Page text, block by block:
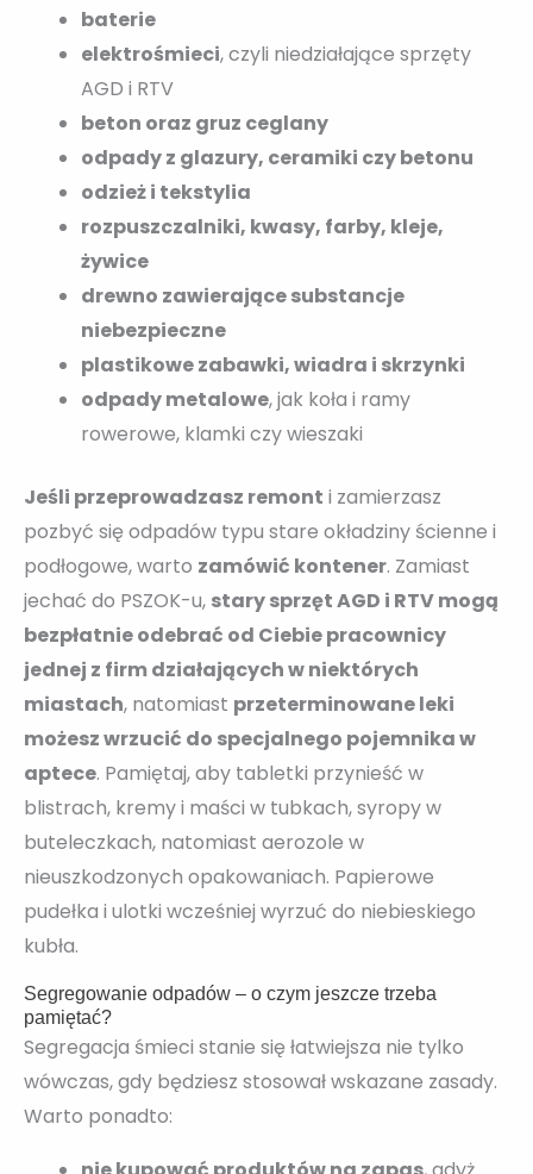
baterie
elektrośmieci, czyli niedziałające sprzęty
AGD i RTV
beton oraz gruz ceglany
odpady z glazury, ceramiki czy betonu
odzież i tekstylia
rozpuszczalniki, kwasy, farby, kleje,
żywice
drewno zawierające substancje
niebezpieczne
plastikowe zabawki, wiadra i skrzynki
odpady metalowe, jak koła i ramy
rowerowe, klamki czy wieszaki
Jeśli przeprowadzasz remont i zamierzasz
pozbyć się odpadów typu stare okładziny ścienne i
podłogowe, warto zamówić kontener. Zamiast
jechać do PSZOK-u, stary sprzęt AGD i RTV mogą
bezpłatnie odebrać od Ciebie pracownicy
jednej z firm działających w niektórych
miastach, natomiast przeterminowane leki
możesz wrzucić do specjalnego pojemnika w
aptece. Pamiętaj, aby tabletki przynieść w
blistrach, kremy i maści w tubkach, syropy w
buteleczkach, natomiast aerozole w
nieuszkodzonych opakowaniach. Papierowe
pudełka i ulotki wcześniej wyrzuć do niebieskiego
kubła.
Segregowanie odpadów – o czym jeszcze trzeba
pamiętać?
Segregacja śmieci stanie się łatwiejsza nie tylko
wówczas, gdy będziesz stosował wskazane zasady.
Warto ponadto: